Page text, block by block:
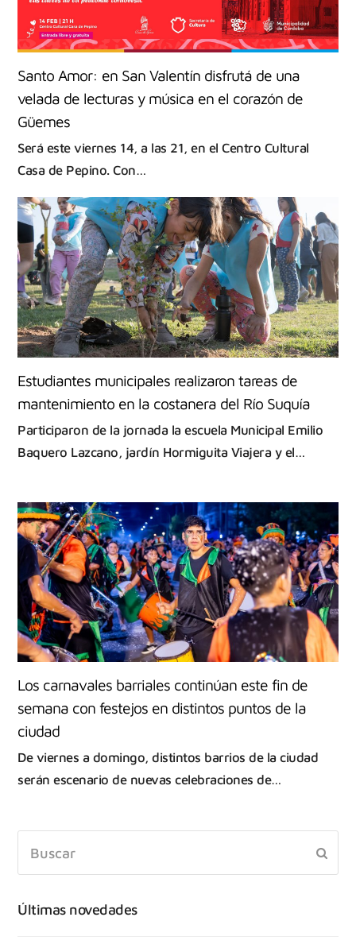
Santo Amor: en San Valentín disfrutá de una
velada de lecturas y música en el corazón de
Güemes
Será este viernes 14, a las 21, en el Centro Cultural
Casa de Pepino. Con…
Estudiantes municipales realizaron tareas de
mantenimiento en la costanera del Río Suquía
Participaron de la jornada la escuela Municipal Emilio
Baquero Lazcano, jardín Hormiguita Viajera y el…
Los carnavales barriales continúan este fin de
semana con festejos en distintos puntos de la
ciudad
De viernes a domingo, distintos barrios de la ciudad
serán escenario de nuevas celebraciones de…
Últimas novedades